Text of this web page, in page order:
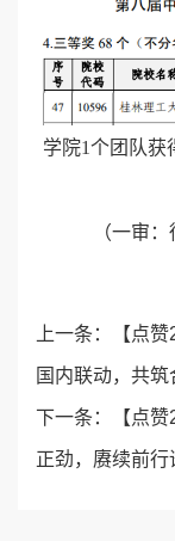
学院1个团队获
（一审
上一条： 【点
国内联动，共
下一条： 【点
正劲，赓续前行